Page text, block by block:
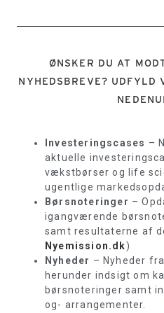
ØNSKER DU AT
NYHEDSBREVE? UDFYLD
Investeringscases –
aktuelle
vækstbørser og life
ugentlige
Børsnoteringer –
igangværende
samt resultaterne af
Nyemission.dk)
Nyheder – Nyheder
herunder indsigt om
børsnoteringer samt
og- arrangementer.